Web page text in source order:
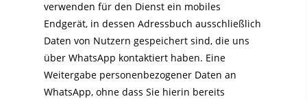
verwenden für den Dienst ein mobiles
Endgerät, in dessen Adressbuch ausschließlich
Daten von Nutzern gespeichert sind, die uns
über WhatsApp kontaktiert haben. Eine
Weitergabe personenbezogener Daten an
WhatsApp, ohne dass Sie hierin bereits